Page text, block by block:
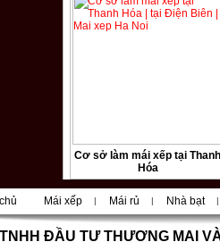
Cơ sở làm mái xếp tại
Hóa
Mái xếp | Mái rủ | Nhà bạt |
ĐẦU TƯ THƯƠNG MẠI